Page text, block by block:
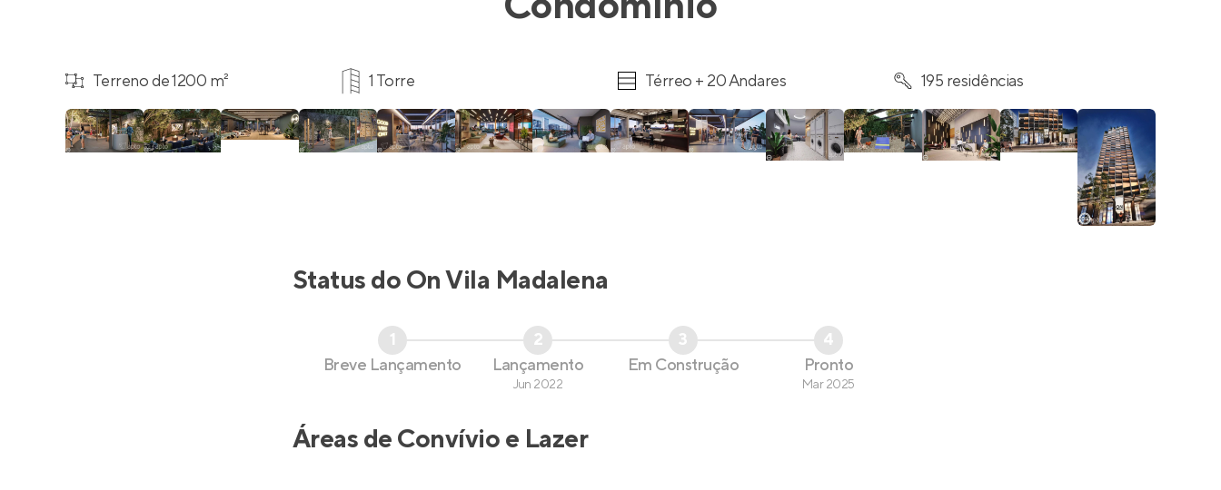
Terreno de 1200 m² 1 Torre Térreo + 20 Andares 195 residências
Status doOn Vila Madalena
1
Breve Lançamento
2
Lançamento
Jun 2022
3
Em Construção
4
Pronto
Mar 2025
Áreas de Convívio e Lazer